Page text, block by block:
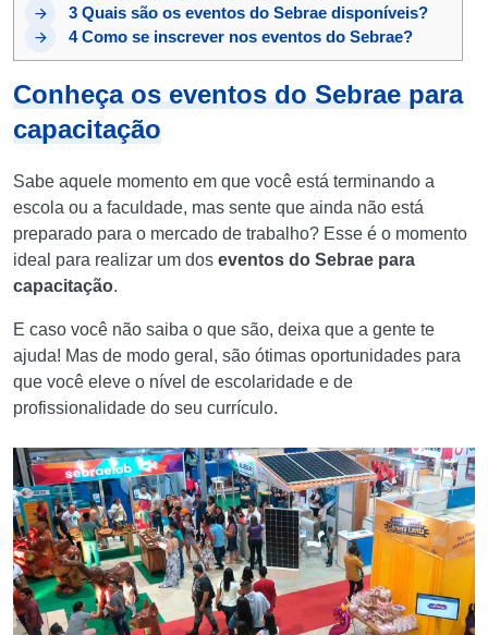
3 Quais são os eventos do Sebrae disponíveis?
4Como se inscrever nos eventos do Sebrae?
Conheça os eventos do Sebrae para
capacitação
Sabe aquele momento em que você está terminando a
escola ou a faculdade, mas sente que ainda não está
preparado para o mercado de trabalho? Esse é o momento
ideal para realizar um dos eventos do Sebrae para
capacitação.
E caso você não saiba o que são, deixa que a gente te
ajuda! Mas de modo geral, são ótimas oportunidades para
que você eleve o nível de escolaridade e de
profissionalidade do seu currículo.